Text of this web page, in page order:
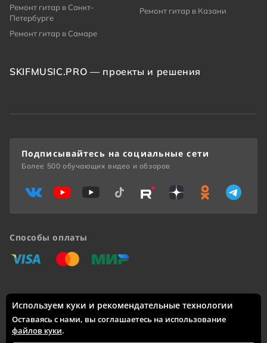
Ремонт гитар в Санкт-
Петербурге
Ремонт гитар в Казани
Ремонт гитар в Самаре
SKIFMUSIC.PRO — проекты и решения
Доставка по России: Москва, Санкт-Петербург, Новосибирск,
Екатеринбург, Казань, Нижний Новгород, Челябинск,
Красноярск, Самара, Уфа, Ростов-на-Дону, Омск, Краснодар,
Воронеж, Волгоград, Пермь и другие города.
Способы оплаты
«Виза» «Мастеркард»
«Мир»
Подписывайтесь на социальные сети
Более 500 обучающих видео и обзоров
Используем куки и рекомендательные технологии
Оставаясь с нами, вы соглашаетесь на использование
файлов куки.